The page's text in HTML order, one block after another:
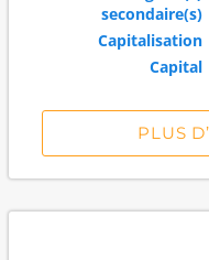
secondaire(s)
Capitalisation
Capital
PLUS